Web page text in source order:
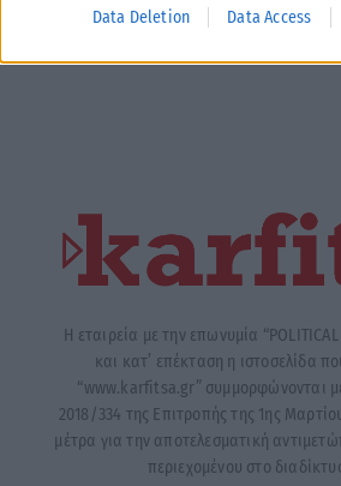
Data Deletion Data Access
Η εταιρεία με την επωνυμία “POLITICAL
και κατ’ επέκταση η ιστοσελίδα
“www.karfitsa.gr” συμμορφώνονται
2018/334 της Επιτροπής της 1ης
μέτρα για την αποτελεσματική
περιεχομένου στο